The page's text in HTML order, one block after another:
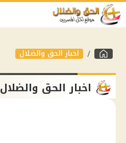
اخبار الحق والضلال
اخبار الحق والضلال